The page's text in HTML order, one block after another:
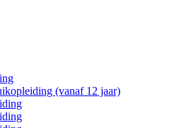
(vanaf 12 jaar)